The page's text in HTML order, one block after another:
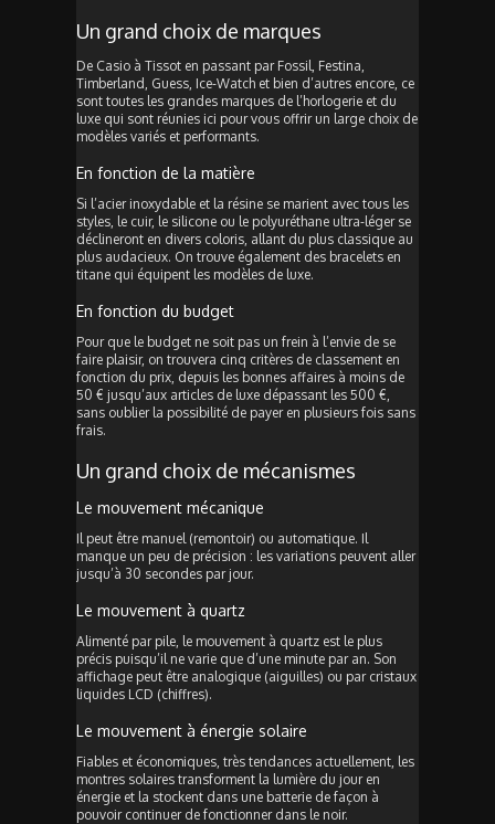
Un grand choix de marques
De Casio à Tissot en passant par Fossil, Festina,
Timberland, Guess, Ice-Watch et bien d’autres encore, ce
sont toutes les grandes marques de l’horlogerie et du
luxe qui sont réunies ici pour vous offrir un large choix de
modèles variés et performants.
En fonction de la matière
Si l’acier inoxydable et la résine se marient avec tous les
styles, le cuir, le silicone ou le polyuréthane ultra-léger se
déclineront en divers coloris, allant du plus classique au
plus audacieux. On trouve également des bracelets en
titane qui équipent les modèles de luxe.
En fonction du budget
Pour que le budget ne soit pas un frein à l’envie de se
faire plaisir, on trouvera cinq critères de classement en
fonction du prix, depuis les bonnes affaires à moins de
50 € jusqu’aux articles de luxe dépassant les 500 €,
sans oublier la possibilité de payer en plusieurs fois sans
frais.
Un grand choix de mécanismes
Le mouvement mécanique
Il peut être manuel (remontoir) ou automatique. Il
manque un peu de précision : les variations peuvent aller
jusqu’à 30 secondes par jour.
Le mouvement à quartz
Alimenté par pile, le mouvement à quartz est le plus
précis puisqu’il ne varie que d’une minute par an. Son
affichage peut être analogique (aiguilles) ou par cristaux
liquides LCD (chiffres).
Le mouvement à énergie solaire
Fiables et économiques, très tendances actuellement, les
montres solaires transforment la lumière du jour en
énergie et la stockent dans une batterie de façon à
pouvoir continuer de fonctionner dans le noir.